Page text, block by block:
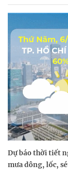
Dự báo thời tiết
mưa dông, lốc,